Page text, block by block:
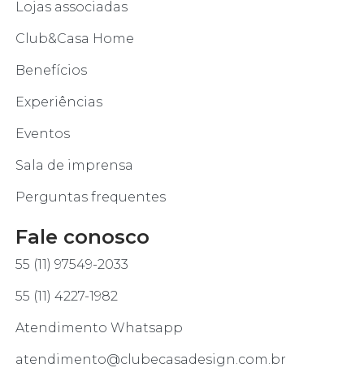
Lojas associadas
Club&Casa Home
Benefícios
Experiências
Eventos
Sala de imprensa
Perguntas frequentes
Fale conosco
55 (11) 97549-2033
55 (11) 4227-1982
Atendimento Whatsapp
atendimento@clubecasadesign.com.br